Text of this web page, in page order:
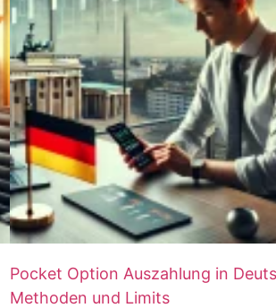
Pocket Option Auszahlung in
Methoden und Limits